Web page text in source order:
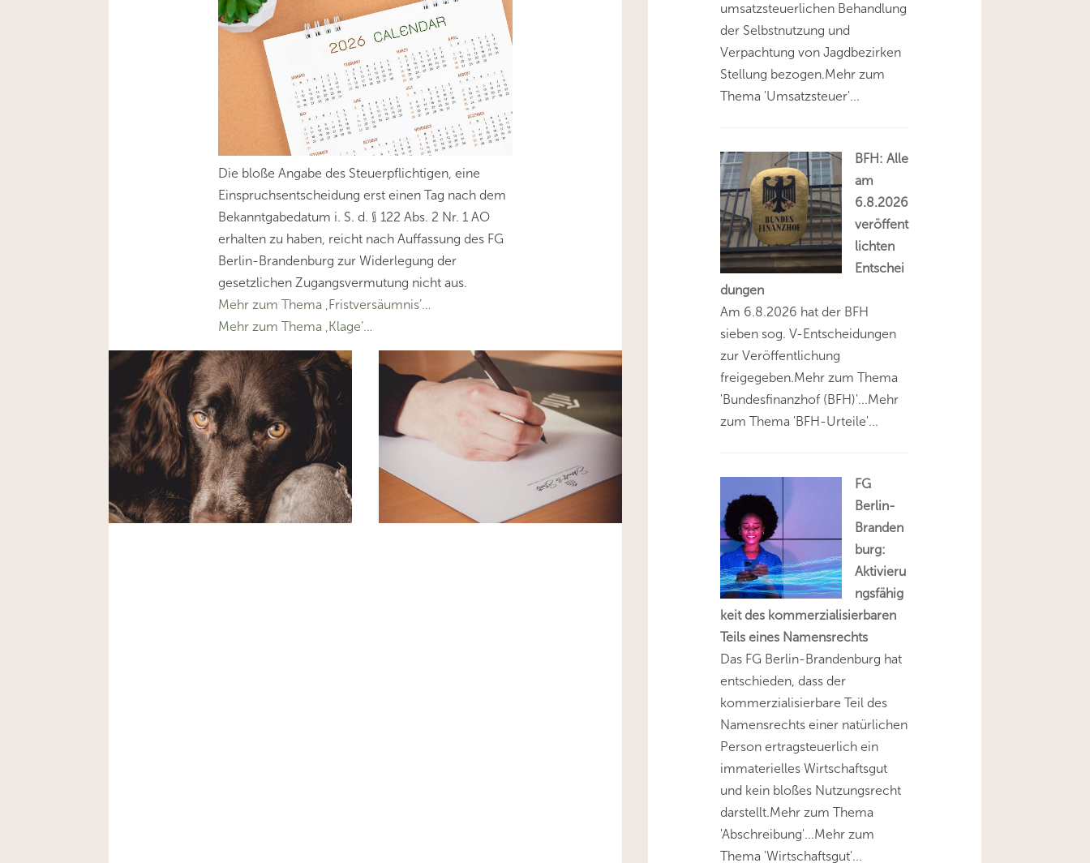
Die bloße Angabe des Steuerpflichtigen, eine
Einspruchsentscheidung erst einen Tag nach dem
Bekanntgabedatum i. S. d. § 122 Abs. 2 Nr. 1 AO
erhalten zu haben, reicht nach Auffassung des FG
Berlin-Brandenburg zur Widerlegung der
gesetzlichen Zugangsvermutung nicht aus.
Mehr zum Thema ‚Fristversäumnis’…
Mehr zum Thema ‚Klage’…
umsatzsteuerlichen Behandlung
der Selbstnutzung und
Verpachtung von Jagdbezirken
Stellung bezogen.Mehr zum
Thema 'Umsatzsteuer'...
BFH: Alle
am
6.8.2026
veröffent
lichten
Entschei
dungen
Am 6.8.2026 hat der BFH
sieben sog. V-Entscheidungen
zur Veröffentlichung
freigegeben.Mehr zum Thema
'Bundesfinanzhof (BFH)'...Mehr
zum Thema 'BFH-Urteile'...
FG
Berlin-
Branden
burg:
Aktivieru
ngsfähig
keit des kommerzialisierbaren
Teils eines Namensrechts
Das FG Berlin-Brandenburg hat
entschieden, dass der
kommerzialisierbare Teil des
Namensrechts einer natürlichen
Person ertragsteuerlich ein
immaterielles Wirtschaftsgut
und kein bloßes Nutzungsrecht
darstellt.Mehr zum Thema
'Abschreibung'...Mehr zum
Thema 'Wirtschaftsgut'...